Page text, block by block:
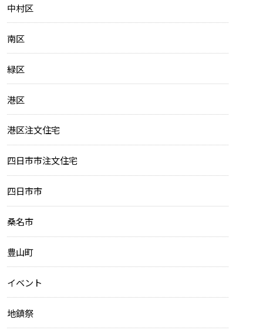
中村区
南区
緑区
港区
港区注文住宅
四日市市注文住宅
四日市市
桑名市
豊山町
イベント
地鎮祭